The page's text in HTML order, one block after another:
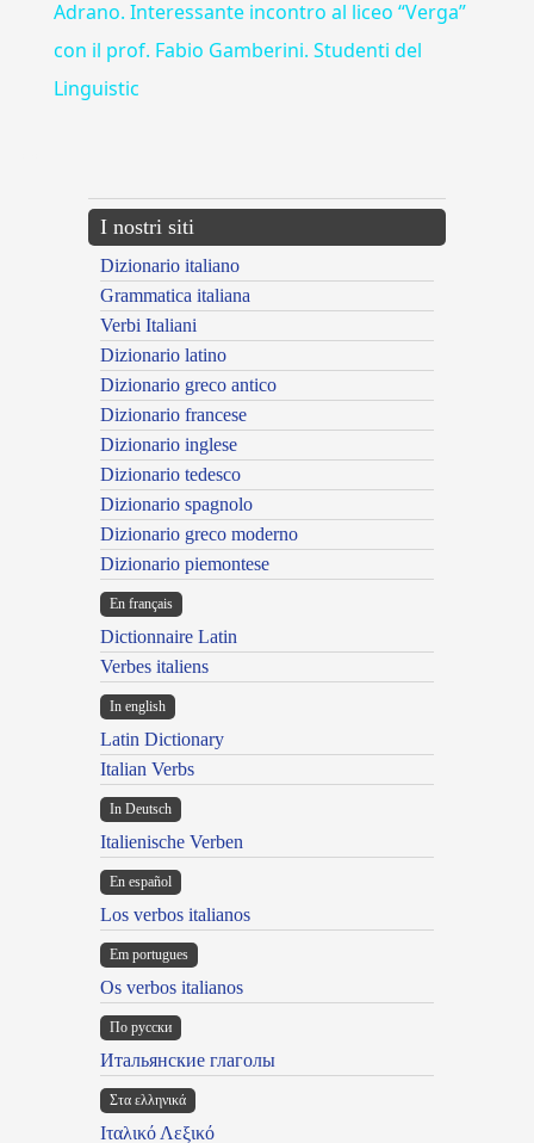
Adrano. Interessante incontro al liceo “Verga”
con il prof. Fabio Gamberini. Studenti del
Linguistic
I nostri siti
Dizionario italiano
Grammatica italiana
Verbi Italiani
Dizionario latino
Dizionario greco antico
Dizionario francese
Dizionario inglese
Dizionario tedesco
Dizionario spagnolo
Dizionario greco moderno
Dizionario piemontese
En français
Dictionnaire Latin
Verbes italiens
In english
Latin Dictionary
Italian Verbs
In Deutsch
Italienische Verben
En español
Los verbos italianos
Em portugues
Os verbos italianos
По русски
Итальянские глаголы
Στα ελληνικά
Ιταλικό Λεξικό